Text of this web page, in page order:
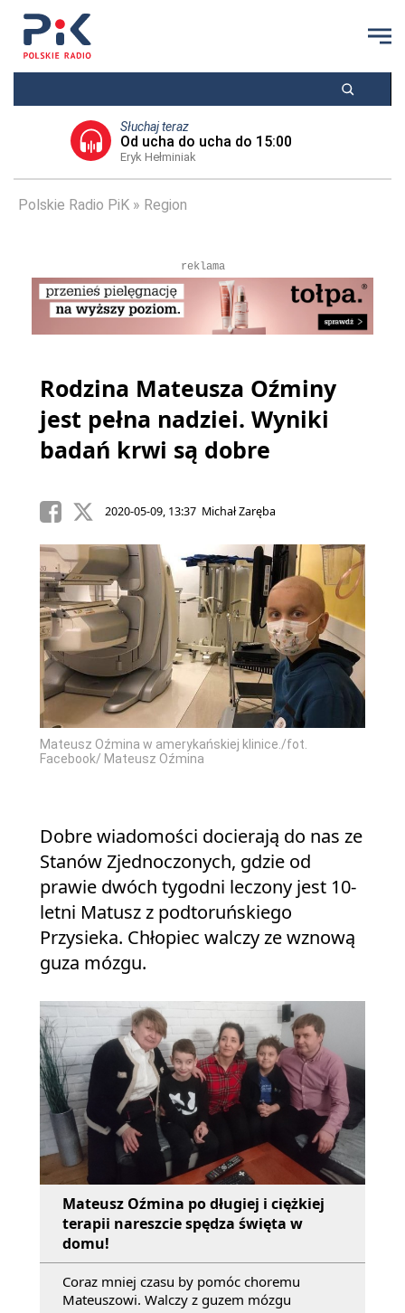
Słuchaj teraz
Od ucha do ucha do 15:00
Eryk Hełminiak
Polskie Radio PiK Region
reklama
Rodzina Mateusza Oźminy
jest pełna nadziei. Wyniki
badań krwi są dobre
2020-05-09, 13:37 Michał Zaręba
Mateusz Oźmina w amerykańskiej klinice./fot.
Facebook/ Mateusz Oźmina
Dobre wiadomości docierają do nas ze
Stanów Zjednoczonych, gdzie od
prawie dwóch tygodni leczony jest 10-
letni Matusz z podtoruńskiego
Przysieka. Chłopiec walczy ze wznową
guza mózgu.
Mateusz Oźmina po długiej i ciężkiej
terapii nareszcie spędza święta w
domu!
Coraz mniej czasu by pomóc choremu
Mateuszowi. Walczy z guzem mózgu